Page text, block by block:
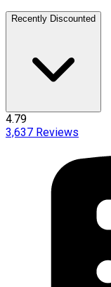
Recently Discounted
4.79
3,637 Reviews